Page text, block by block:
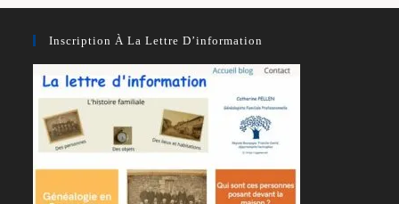
Inscription À La Lettre D’information